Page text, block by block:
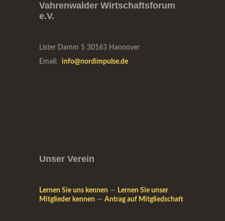
Vahrenwalder Wirtschaftsforum
e.V.
Lister Damm 5 30163 Hannover
Email: info@nordimpulse.de
Unser Verein
Lernen Sie uns kennen — Lernen Sie unser
Mitglieder kennen — Antrag auf Mitgliedschaft